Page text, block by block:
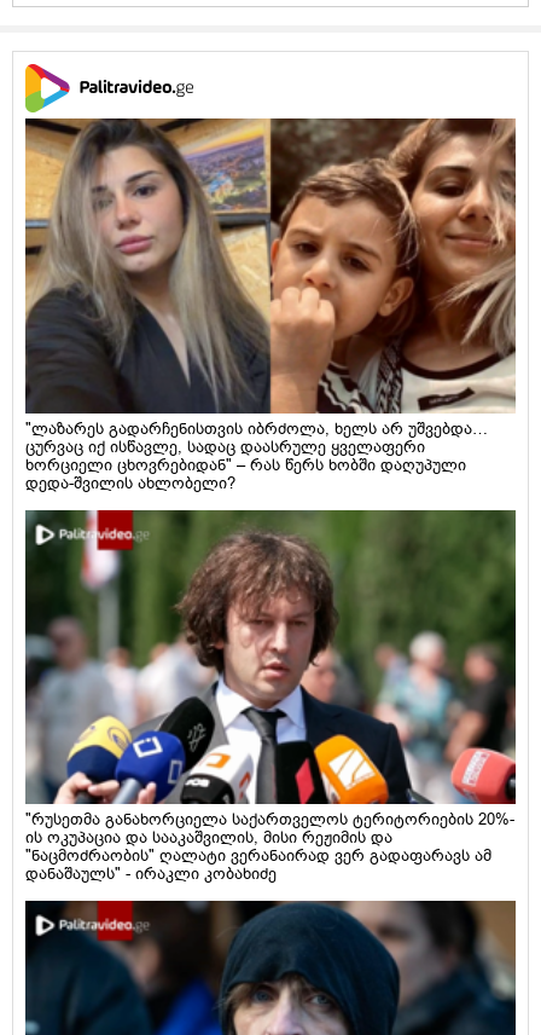
"ლაზარეს გადარჩენისთვის იბრძოლა, ხელს არ უშვებდა…
ცურვაც იქ ისწავლე, სადაც დაასრულე ყველაფერი
ხორციელი ცხოვრებიდან" – რას წერს ხობში დაღუპული
დედა-შვილის ახლობელი?
"რუსეთმა განახორციელა საქართველოს ტერიტორიების 20%-
ის ოკუპაცია და სააკაშვილის, მისი რეჟიმის და
"ნაცმოძრაობის" ღალატი ვერანაირად ვერ გადაფარავს ამ
დანაშაულს" - ირაკლი კობახიძე